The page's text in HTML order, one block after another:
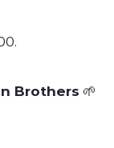
Brothers 🌱